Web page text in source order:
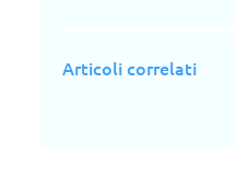
Articoli correlati